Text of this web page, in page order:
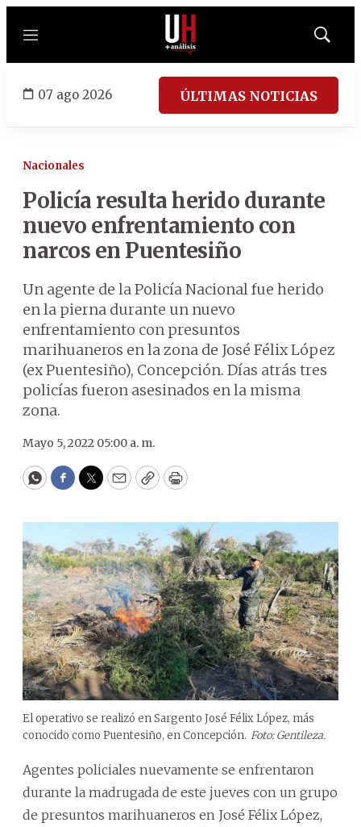
Menú
Mostrar
07 ago 2026 ÚLTIMAS NOTICIAS
Nacionales
Policía resulta herido durante
nuevo enfrentamiento con
narcos en Puentesiño
Un agente de la Policía Nacional fue herido
en la pierna durante un nuevo
enfrentamiento con presuntos
marihuaneros en la zona de José Félix López
(ex Puentesiño), Concepción. Días atrás tres
policías fueron asesinados en la misma
zona.
Mayo 5, 2022 05:00 a. m.
WhatsApp
Facebook
Twitter
EmailCopyPrint
El operativo se realizó en Sargento José Félix López, más
conocido como Puentesiño, en Concepción. Foto: Gentileza.
Agentes policiales nuevamente se enfrentaron
durante la madrugada de este jueves con un grupo
de presuntos marihuaneros en José Félix López,